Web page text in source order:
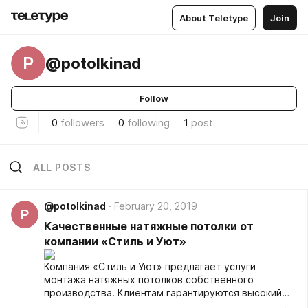
About Teletype Join
P @potolkinad
Follow
0 followers 0 following 1 post
ALL POSTS
P
@potolkinad February 20, 2019
Качественные натяжные потолки от
компании «Стиль и Уют»
Компания «Стиль и Уют» предлагает услуги
монтажа натяжных потолков собственного
производства. Клиентам гарантируются высокий